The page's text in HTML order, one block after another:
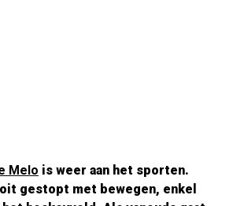
Melo is weer aan het sporten.
gestopt met bewegen, enkel